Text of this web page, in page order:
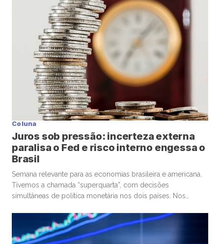
Protocol (MCP), possibilita que clientes consultem dados de
mercado em linguagem natural diretamente […]
Coluna
Juros sob pressão: incerteza externa
paralisa o Fed e risco interno engessa o
Brasil
Semana relevante para as economias brasileira e americana.
Tivemos a chamada “superquarta”, com decisões
simultâneas de política monetária nos dois países. Nos
de juros. No Brasil, o Banco Central seguiu um caminho
diferente, com um corte marginal, bastante conservador.
Começando pelos Estados Unidos, o ponto […]